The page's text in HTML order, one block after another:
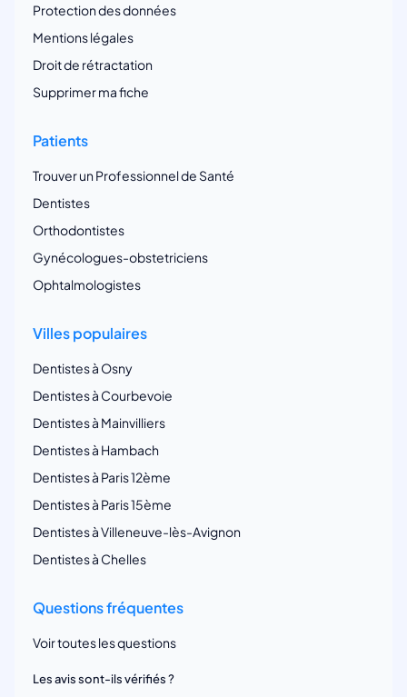
Protection des données
Mentions légales
Droit de rétractation
Supprimer ma fiche
Patients
Trouver un Professionnel de Santé
Dentistes
Orthodontistes
Gynécologues-obstetriciens
Ophtalmologistes
Villes populaires
Dentistes à Osny
Dentistes à Courbevoie
Dentistes à Mainvilliers
Dentistes à Hambach
Dentistes à Paris 12ème
Dentistes à Paris 15ème
Dentistes à Villeneuve-lès-Avignon
Dentistes à Chelles
Questions fréquentes
Voir toutes les questions
Les avis sont-ils vérifiés ?